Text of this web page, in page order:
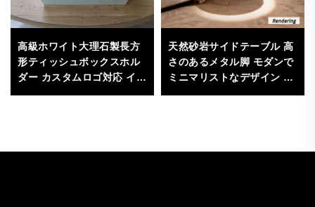
高級ホワイト大理石製長方
形ティッシュボックスホル
ダー カスタムロゴ対応 イン
テリア用 カートン包装
天然砂岩サイドテーブル 高
さのあるメタル脚 モダンで
ミニマリストなデザイン リ
ビングルーム用家具（直径